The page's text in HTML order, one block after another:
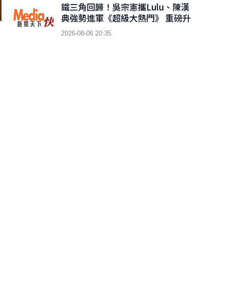
鐵三角回歸！吳宗憲攜Lulu、陳漢
典強勢進軍《超級大熱門》 重磅升
級「巨星秀」
2026-08-06 20:35